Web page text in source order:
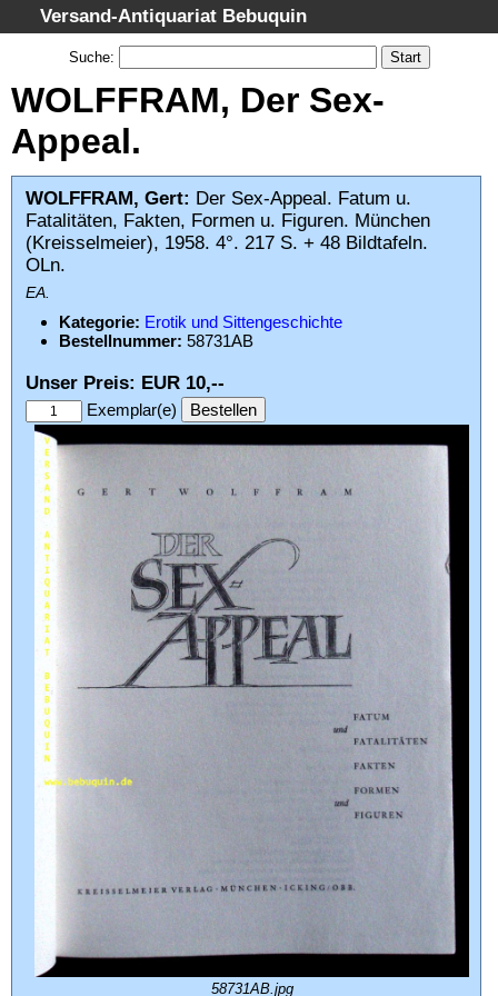
Versand-Antiquariat Bebuquin
Startseite
Suche
Schlagwörter
Gesamtbestand
Warenkorb
AGB
Widerruf
Datenschutz
Suche:
WOLFFRAM, Der Sex-
Appeal.
WOLFFRAM, Gert: Der Sex-Appeal. Fatum u.
Fatalitäten, Fakten, Formen u. Figuren. München
(Kreisselmeier), 1958. 4°. 217 S. + 48 Bildtafeln.
OLn.
EA.
Kategorie: Erotik und Sittengeschichte
Bestellnummer: 58731AB
Unser Preis: EUR 10,--
Exemplar(e)
58731AB.jpg